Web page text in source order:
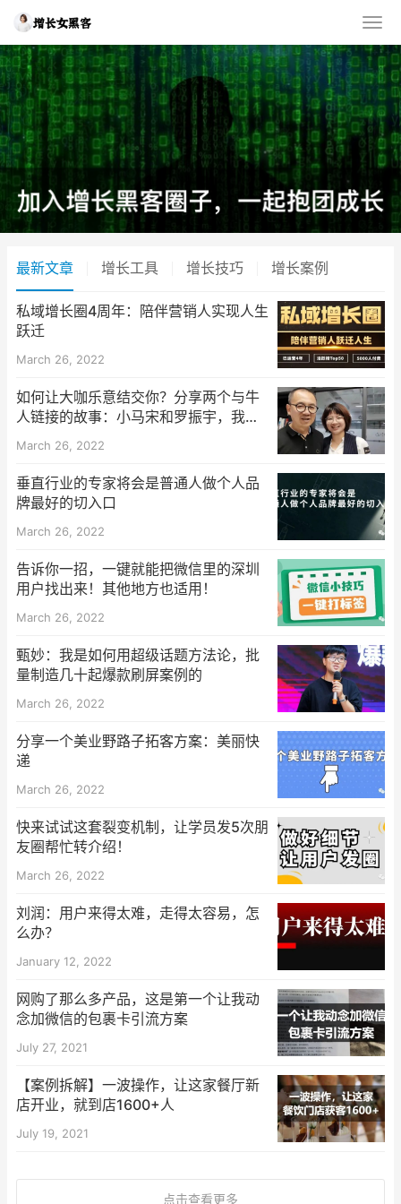
最新文章 增长工具 增长技巧 增长案例
私域增长圈4周年：陪伴营销人实现人生
跃迁
March 26, 2022
如何让大咖乐意结交你？分享两个与牛
人链接的故事：小马宋和罗振宇，我和
March 26, 2022
垂直行业的专家将会是普通人做个人品
牌最好的切入口
March 26, 2022
告诉你一招，一键就能把微信里的深圳
用户找出来！其他地方也适用！
March 26, 2022
甄妙：我是如何用超级话题方法论，批
量制造几十起爆款刷屏案例的
March 26, 2022
分享一个美业野路子拓客方案：美丽快
递
March 26, 2022
快来试试这套裂变机制，让学员发5次朋
友圈帮忙转介绍！
March 26, 2022
刘润：用户来得太难，走得太容易，怎
么办？
January 12, 2022
网购了那么多产品，这是第一个让我动
念加微信的包裹卡引流方案
July 27, 2021
【案例拆解】一波操作，让这家餐厅新
店开业，就到店1600+人
July 19, 2021
点击查看更多